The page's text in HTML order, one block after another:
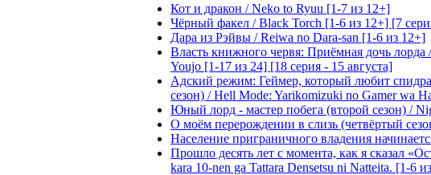
Кот и дракон / Neko to Ryuu [1-7 из 12+]
Чёрный факел / Black Torch [1-6 из 12+] [7
Дара из Рэйвы / Reiwa no Dara-san [1-6 из 12+]
Власть книжного червя: Приёмная дочь лорда
Youjo [1-17 из 24] [18 серия - 15 августа]
Адский режим: Геймер, который любит
сезон) / Hell Mode: Yarikomizuki no Gamer wa
Юный лорд - мастер побега (второй сезон) /
О моём перерождении в слизь (четвёртый
Население приграничного владения
Прошло десять лет с момента, как я сказал
kara 10-nen ga Tattara Densetsu ni Natteita. [1-6